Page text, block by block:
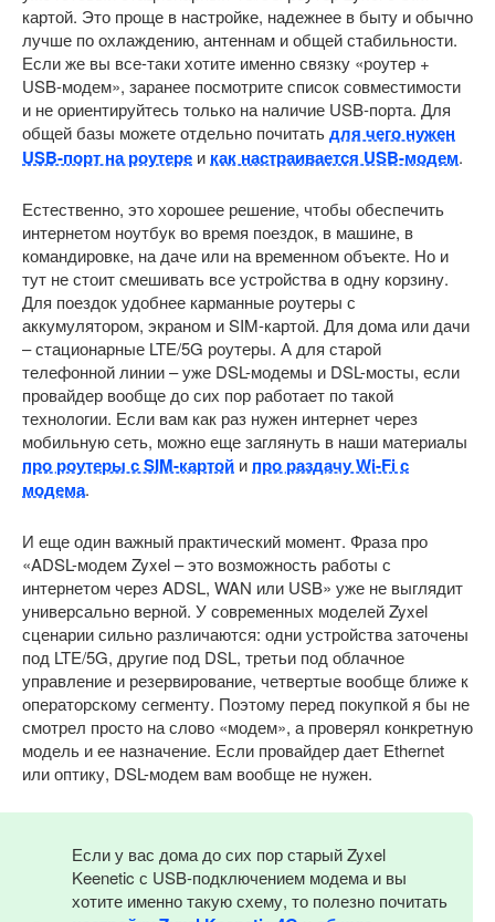
картой. Это проще в настройке, надежнее в быту и обычно
лучше по охлаждению, антеннам и общей стабильности.
Если же вы все-таки хотите именно связку «роутер +
USB-модем», заранее посмотрите список совместимости
и не ориентируйтесь только на наличие USB-порта. Для
общей базы можете отдельно почитатьдля чего нужен
USB-порт на роутере и как настраивается USB-модем.
Естественно, это хорошее решение, чтобы обеспечить
интернетом ноутбук во время поездок, в машине, в
командировке, на даче или на временном объекте. Но и
тут не стоит смешивать все устройства в одну корзину.
Для поездок удобнее карманные роутеры с
аккумулятором, экраном и SIM-картой. Для дома или дачи
– стационарные LTE/5G роутеры. А для старой
телефонной линии – уже DSL-модемы и DSL-мосты, если
провайдер вообще до сих пор работает по такой
технологии. Если вам как раз нужен интернет через
мобильную сеть, можно еще заглянуть в наши материалы
про роутеры с SIM-картой и про раздачу Wi-Fi с
модема.
И еще один важный практический момент. Фраза про
«ADSL-модем Zyxel – это возможность работы с
интернетом через ADSL, WAN или USB» уже не выглядит
универсально верной. У современных моделей Zyxel
сценарии сильно различаются: одни устройства заточены
под LTE/5G, другие под DSL, третьи под облачное
управление и резервирование, четвертые вообще ближе к
операторскому сегменту. Поэтому перед покупкой я бы не
смотрел просто на слово «модем», а проверял конкретную
модель и ее назначение. Если провайдер дает Ethernet
или оптику, DSL-модем вам вообще не нужен.
Если у вас дома до сих пор старый Zyxel
Keenetic с USB-подключением модема и вы
хотите именно такую схему, то полезно почитать